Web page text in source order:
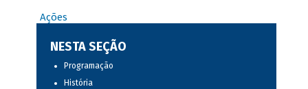
Ações
NESTA SEÇÃO
Programação
História